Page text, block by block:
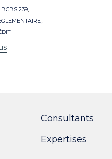
BCBS 239,
,
Consultants
Expertises